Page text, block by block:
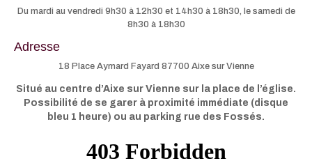
Du mardi au vendredi 9h30 à 12h30 et 14h30 à 18h30, le samedi de
8h30 à 18h30
Adresse
18 Place Aymard Fayard 87700 Aixe sur Vienne
Situé au centre d’Aixe sur Vienne sur la place de l’église.
Possibilité de se garer à proximité immédiate (disque
bleu 1 heure) ou au parking rue des Fossés.